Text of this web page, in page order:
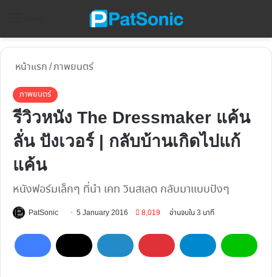
หน้าแรก/ภาพยนตร์
ภาพยนตร์
รีวิวหนัง The Dressmaker แค้น
ลั่น ปังเวอร์ | กลับบ้านเกิดไปแก้
แค้น
หนังฟอร์มเล็กๆ ที่นำ เคท วินสเลต กลับมาแบบปังๆ
PatSonic
Follow5 January 2016 8,019 อ่านจบใน 3 นาที